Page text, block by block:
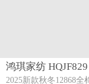
鸿琪家纺 HQJF829